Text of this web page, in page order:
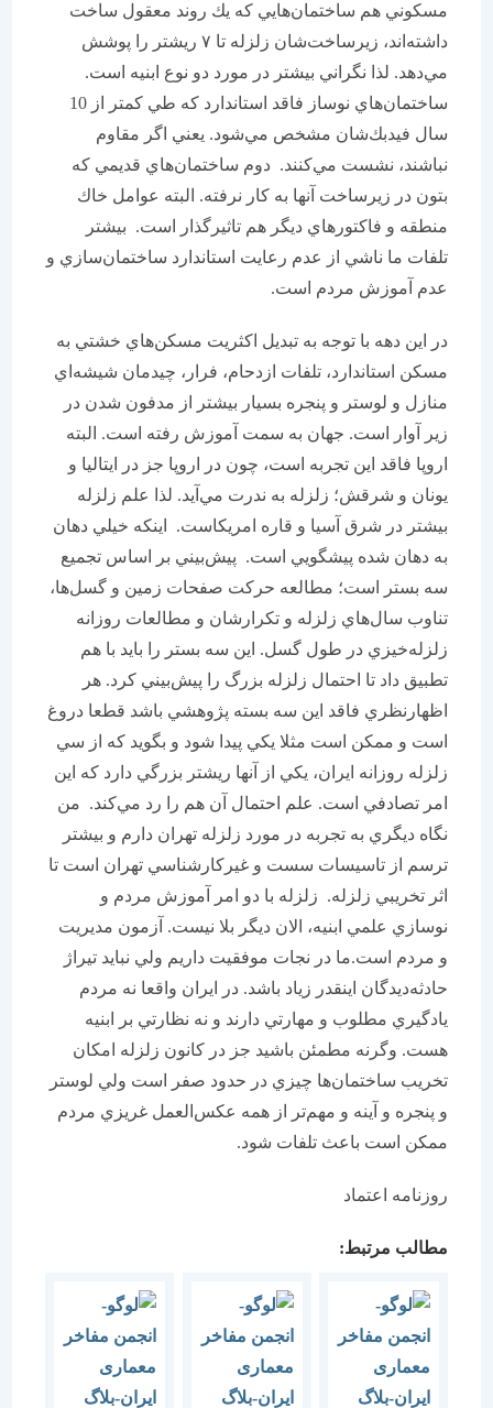
مسكوني هم ساختمان‌هايي كه يك روند معقول ساخت
داشته‌اند، زيرساخت‌شان زلزله تا ۷ ريشتر را پوشش
مي‌دهد. لذا نگراني بيشتر در مورد دو نوع ابنيه است.
ساختمان‌هاي نوساز فاقد استاندارد كه طي كمتر از 10
سال فيدبك‌شان مشخص مي‌شود. يعني اگر مقاوم
نباشند، نشست مي‌كنند. دوم ساختمان‌هاي قديمي كه
بتون در زيرساخت آنها به‌ كار نرفته. البته عوامل خاك
منطقه و فاكتورهاي ديگر هم تاثيرگذار است. بيشتر
تلفات ما ناشي از عدم رعايت استاندارد ساختمان‌سازي و
عدم آموزش مردم است.
در اين دهه با توجه به تبديل اكثريت مسكن‌هاي خشتي به
مسكن استاندارد، تلفات ازدحام، فرار، چيدمان شيشه‌اي
منازل و لوستر و پنجره بسيار بيشتر از مدفون شدن در
زير آوار است. جهان به سمت آموزش رفته است. البته
اروپا فاقد اين تجربه است، چون در اروپا جز در ايتاليا و
يونان و شرقش؛ زلزله به ندرت مي‌آيد. لذا علم زلزله
بيشتر در شرق آسيا و قاره امريكاست. اينكه خيلي دهان
به دهان شده پيشگويي است. پيش‌بيني بر اساس تجميع
سه بستر است؛ مطالعه حركت صفحات زمين و گسل‌ها،
تناوب سال‌هاي زلزله و تكرارشان و مطالعات روزانه
زلزله‌خيزي در طول گسل. اين سه بستر را بايد با هم
تطبيق داد تا احتمال زلزله بزرگ را پيش‌بيني كرد. هر
اظهارنظري فاقد اين سه بسته پژوهشي باشد قطعا دروغ
است و ممكن است مثلا يكي پيدا شود و بگويد كه از سي
زلزله روزانه ايران، يكي از آنها ريشتر بزرگي دارد كه اين
امر تصادفي است. علم احتمال آن هم را رد مي‌كند. من
نگاه ديگري به تجربه در مورد زلزله تهران دارم و بيشتر
ترسم از تاسيسات سست و غيركارشناسي تهران است تا
اثر تخريبي زلزله. زلزله با دو امر آموزش مردم و
نوسازي علمي ابنيه، الان ديگر بلا نيست. آزمون مديريت
و مردم است.ما در نجات موفقيت داريم ولي نبايد تيراژ
حادثه‌ديدگان اينقدر زياد باشد. در ايران واقعا نه مردم
يادگيري مطلوب و مهارتي دارند و نه نظارتي بر ابنيه
هست. وگرنه مطمئن باشيد جز در كانون زلزله امكان
تخريب ساختمان‌ها چيزي در حدود صفر است ولي لوستر
و پنجره و آينه و مهم‌تر از همه عكس‌العمل غريزي مردم
ممكن است باعث تلفات شود.
روزنامه اعتماد
مطالب مرتبط: